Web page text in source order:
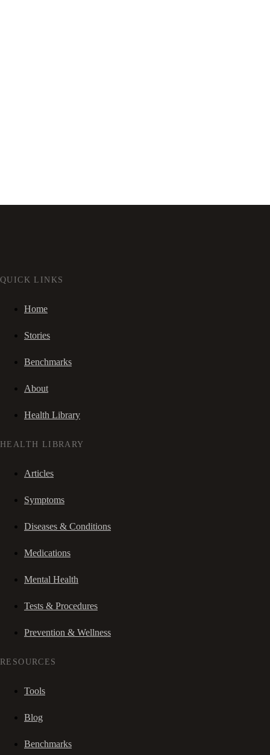
QUICK LINKS
Home
Stories
Benchmarks
About
Health Library
HEALTH LIBRARY
Articles
Symptoms
Diseases & Conditions
Medications
Mental Health
Tests & Procedures
Prevention & Wellness
RESOURCES
Tools
Blog
Benchmarks